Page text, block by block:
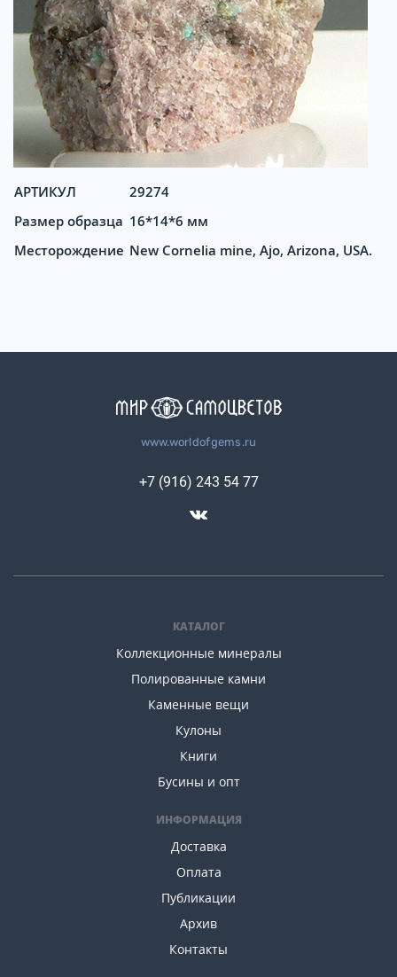
АРТИКУЛ
29274
Размер образца 16*14*6 мм
Месторождение New Cornelia mine, Ajo, Arizona, USA.
www.worldofgems.ru
КАТАЛОГ
Коллекционные минералы
Полированные камни
Каменные вещи
Кулоны
Книги
Бусины и опт
ИНФОРМАЦИЯ
Доставка
Оплата
Публикации
Архив
Контакты
+7 (916) 243 54 77